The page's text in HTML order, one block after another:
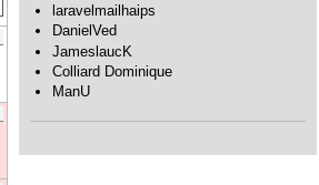
laravelmailhaips
DanielVed
JameslaucK
Colliard Dominique
ManU